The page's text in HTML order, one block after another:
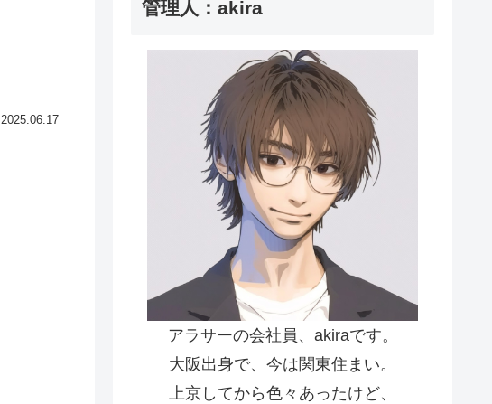
2025.06.17
管理人：akira
アラサーの会社員、akiraです。
大阪出身で、今は関東住まい。
上京してから色々あったけど、